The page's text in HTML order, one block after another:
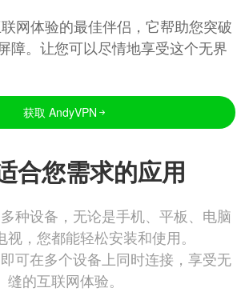
网体验的最佳伴侣，它帮助您突破
障。让您可以尽情地享受这个无界
获取 AndyVPN
合您需求的应用
种设备，无论是手机、平板、电脑
视，您都能轻松安装和使用。
可在多个设备上同时连接，享受无
缝的互联网体验。